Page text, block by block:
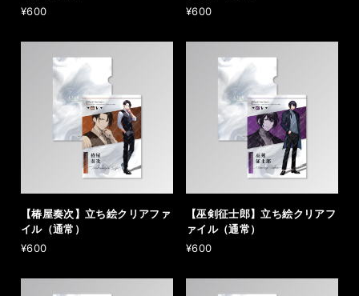
¥600
¥600
【椿屋奏次】立ち絵クリアファ
イル（通常）
¥600
【巫剣征士郎】立ち絵クリアフ
ァイル（通常）
¥600